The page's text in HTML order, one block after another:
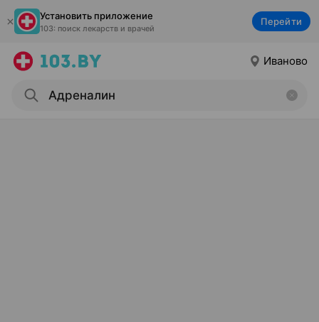
Установить приложение
103: поиск лекарств и врачей
Перейти
Иваново